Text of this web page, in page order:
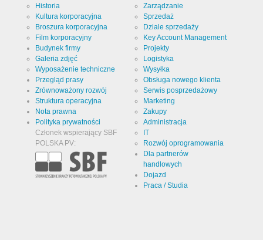
Historia
Kultura korporacyjna
Broszura korporacyjna
Film korporacyjny
Budynek firmy
Galeria zdjęć
Wyposażenie techniczne
Przegląd prasy
Zrównoważony rozwój
Struktura operacyjna
Nota prawna
Polityka prywatności
Członek wspierający SBF
POLSKA PV:
Zarządzanie
Sprzedaż
Dziale sprzedaży
Key Account Management
Projekty
Logistyka
Wysyłka
Obsługa nowego klienta
Serwis posprzedażowy
Marketing
Zakupy
Administracja
IT
Rozwój oprogramowania
Dla partnerów
handlowych
Dojazd
Praca / Studia